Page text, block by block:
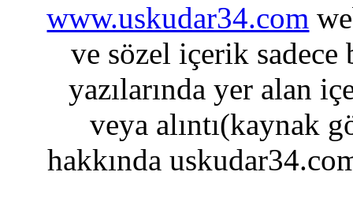
www.uskudar34.com
ve sözel içerik sadece
yazılarında yer alan
veya alıntı(kaynak
hakkında